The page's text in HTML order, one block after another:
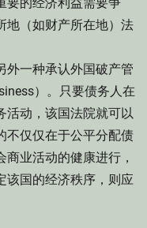
地（如财产所在地）法
外一种承认外国破产管
）。只要债务人在
活动，该国法院就可以
不仅仅在于公平分配债
业活动的健康进行，
该国的经济秩序，则应